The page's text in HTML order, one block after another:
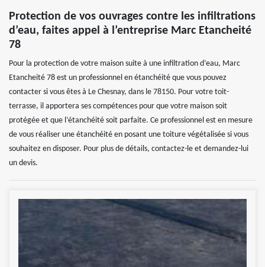
Protection de vos ouvrages contre les infiltrations
d’eau, faites appel à l’entreprise Marc Etancheité
78
Pour la protection de votre maison suite à une infiltration d’eau, Marc
Etancheité 78 est un professionnel en étanchéité que vous pouvez
contacter si vous êtes à Le Chesnay, dans le 78150. Pour votre toit-
terrasse, il apportera ses compétences pour que votre maison soit
protégée et que l’étanchéité soit parfaite. Ce professionnel est en mesure
de vous réaliser une étanchéité en posant une toiture végétalisée si vous
souhaitez en disposer. Pour plus de détails, contactez-le et demandez-lui
un devis.